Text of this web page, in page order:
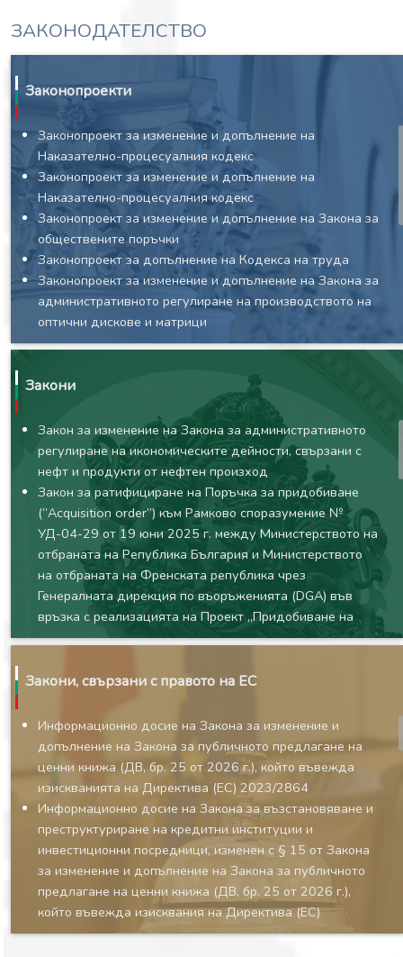
ЗАКОНОДАТЕЛСТВО
Законопроекти
Законопроект за изменение и допълнение на
Наказателно-процесуалния кодекс
Законопроект за изменение и допълнение на
Наказателно-процесуалния кодекс
Законопроект за изменение и допълнение на Закона за
обществените поръчки
Законопроект за допълнение на Кодекса на труда
Законопроект за изменение и допълнение на Закона за
административното регулиране на производството на
оптични дискове и матрици
Законопроект за изменение и допълнение на
Законопроект за изменение и допълнение на Закона за
лекарствените продукти в хуманната медицина
Законопроект за изменение и допълнение на
Наказателно-процесуалния кодекс
Законопроект за допълнение на Закона за движението
по пътищата
Законопроект за изменение и допълнение на Закона за
чужденците в Република България
Закони
Закон за изменение на Закона за административното
регулиране на икономическите дейности, свързани с
нефт и продукти от нефтен произход
Закон за ратифициране на Поръчка за придобиване
(“Acquisition order”) към Рамково споразумение №
УД-04-29 от 19 юни 2025 г. между Министерството на
отбраната на Република България и Министерството
на отбраната на Френската република чрез
Генералната дирекция по въоръженията (DGA) във
връзка с реализацията на Проект „Придобиване на
нови трикоординатни радари“, подписана на 12 юни
София, Република България
SAFE между Европейския съюз и Република България
и на Оперативните договорености между
Европейската комисия и Република България по SAFE
Закон за изменение и допълнение на Изборния кодекс
Закон за допълнение на Закона за енергията от
възобновяеми източници
Закон за държавния бюджет на Република България
за 2026 г.
Закон за бюджета на държавното обществено
осигуряване за 2026 г.
Закони, свързани с правото на ЕС
Информационно досие на Закона за изменение и
допълнение на Закона за публичното предлагане на
ценни книжа (ДВ, бр. 25 от 2026 г.), който въвежда
изискванията на Директива (ЕС) 2023/2864
Информационно досие на Закона за възстановяване и
преструктуриране на кредитни институции и
инвестиционни посредници, изменен с § 15 от Закона
за изменение и допълнение на Закона за публичното
предлагане на ценни книжа (ДВ, бр. 25 от 2026 г.),
който въвежда изисквания на Директива (ЕС)
2023/2864